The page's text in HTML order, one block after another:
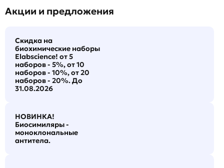
Акции и предложения
Скидка на
биохимические наборы
Elabscience! от 5
наборов - 5%, от 10
наборов - 10%, от 20
наборов - 20%. До
31.08.2026
НОВИНКА!
Биосимиляры -
моноклональные
антитела.